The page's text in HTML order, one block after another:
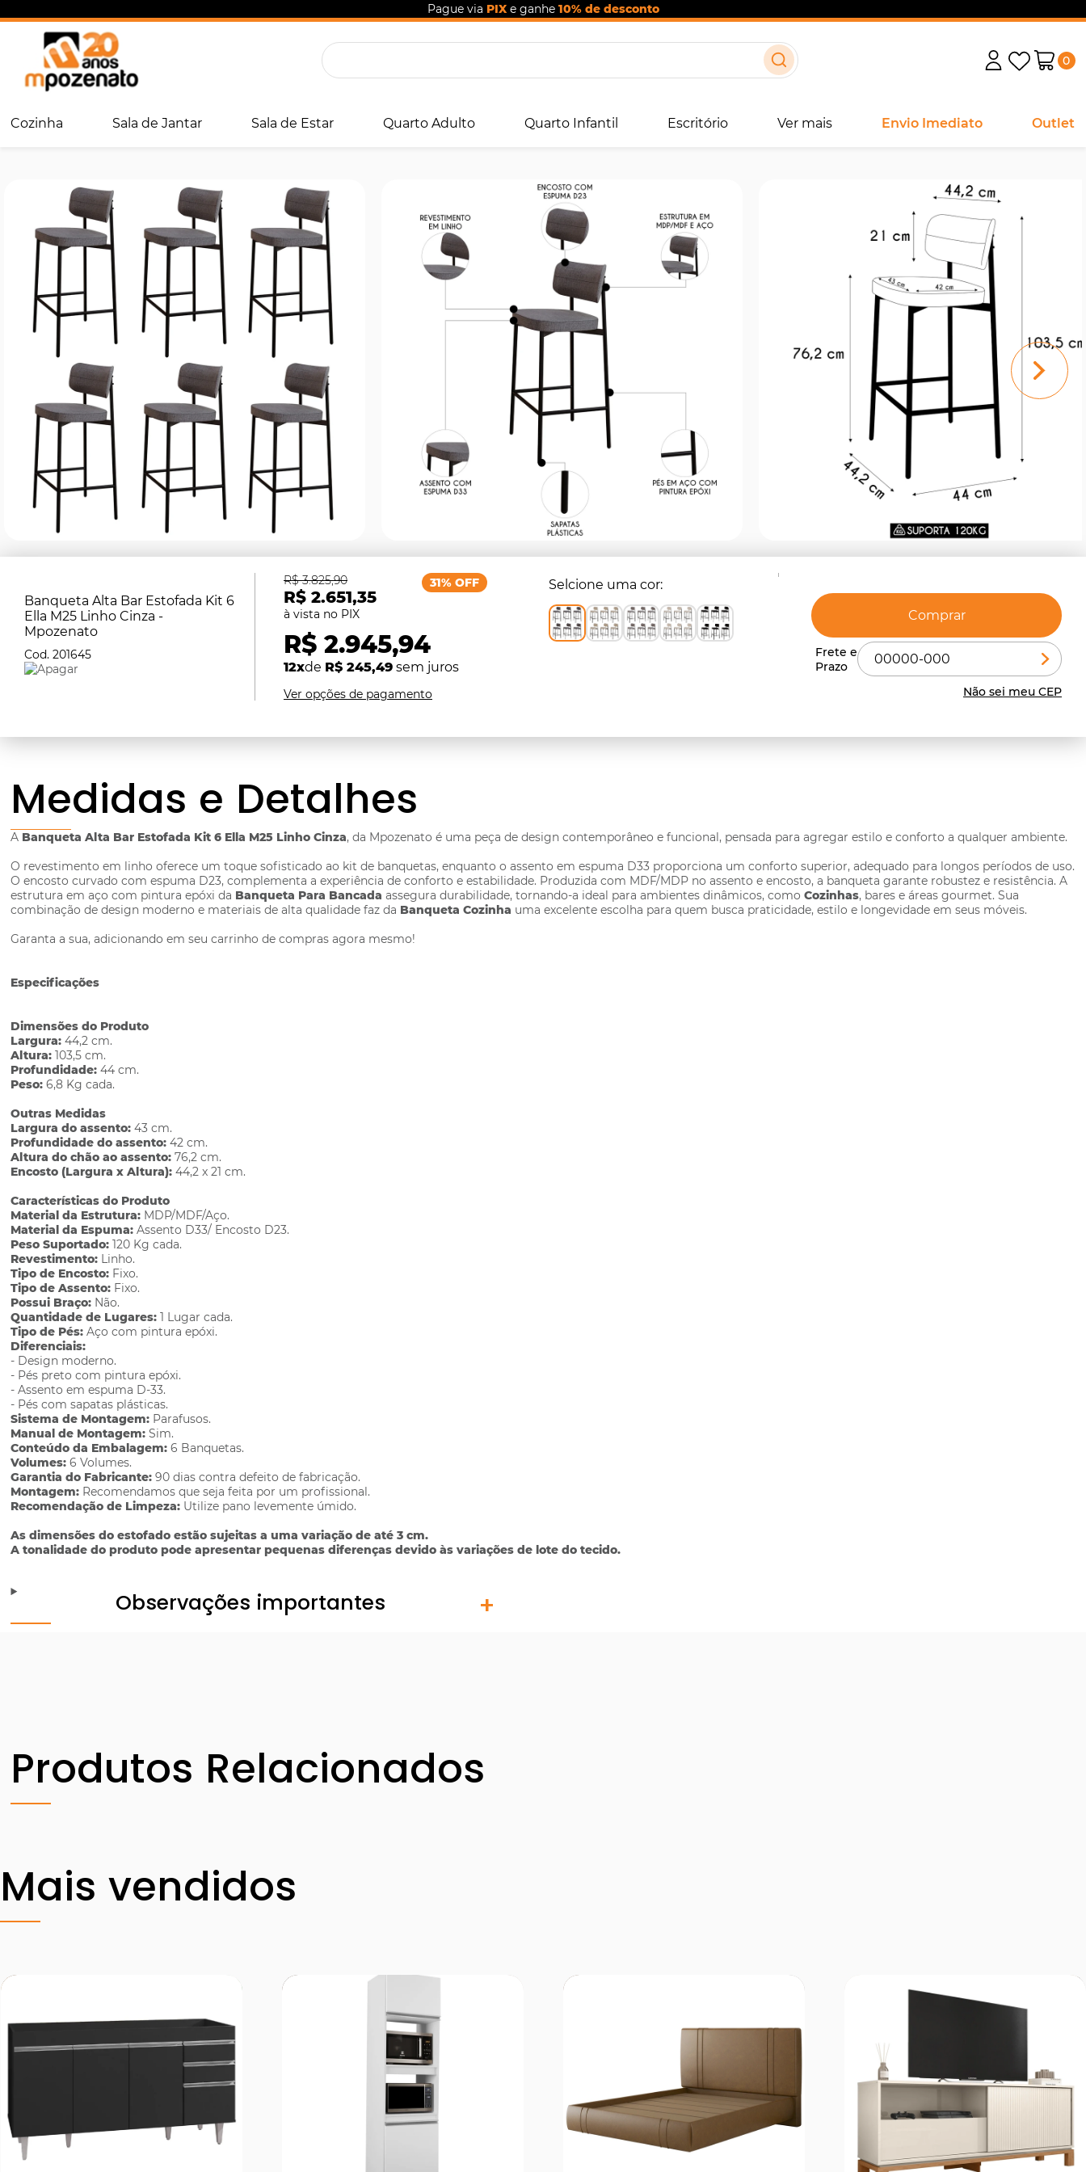
Pague via PIXe ganhe 10% de desconto
0
Cozinha Sala de Jantar Sala de Estar Quarto Adulto Quarto Infantil Escritório Ver mais Envio Imediato Outlet
Banqueta Alta Bar Estofada Kit 6
Ella M25 Linho Cinza -
Mpozenato
201645
R$ 2.651,35
R$ 3.825,90
R$ 2.945,94
12xde R$ 245,49 sem juros
31% OFF
Ver opções de pagamento
Selcione uma cor
Comprar
Não sei meu CEP
Medidas e Detalhes
A Banqueta Alta Bar Estofada Kit 6 Ella M25 Linho Cinza, da Mpozenato é uma peça de design contemporâneo e funcional, pensada para agregar estilo e conforto a qualquer ambiente.
O revestimento em linho oferece um toque sofisticado ao kit de banquetas, enquanto o assento em espuma D33 proporciona um conforto superior, adequado para longos períodos de uso.
O encosto curvado com espuma D23, complementa a experiência de conforto e estabilidade. Produzida com MDF/MDP no assento e encosto, a banqueta garante robustez e resistência. A
estrutura em aço com pintura epóxi da Banqueta Para Bancada assegura durabilidade, tornando-a ideal para ambientes dinâmicos, comoCozinhas, bares e áreas gourmet. Sua
combinação de design moderno e materiais de alta qualidade faz da Banqueta Cozinha uma excelente escolha para quem busca praticidade, estilo e longevidade em seus móveis.
Garanta a sua, adicionando em seu carrinho de compras agora mesmo!
Especificações
Dimensões do Produto
Largura: 44,2 cm.
Altura: 103,5 cm.
Profundidade: 44 cm.
Peso: 6,8 Kg cada.
Outras Medidas
Largura do assento: 43 cm.
Profundidade do assento: 42 cm.
Altura do chão ao assento: 76,2 cm.
Encosto (Largura x Altura): 44,2 x 21 cm.
Características do Produto
Material da Estrutura: MDP/MDF/Aço.
Material da Espuma: Assento D33/ Encosto D23.
Peso Suportado: 120 Kg cada.
Revestimento: Linho.
Tipo de Encosto: Fixo.
Tipo de Assento: Fixo.
Possui Braço: Não.
Quantidade de Lugares: 1 Lugar cada.
Tipo de Pés: Aço com pintura epóxi.
Diferenciais:
- Design moderno.
- Pés preto com pintura epóxi.
- Assento em espuma D-33.
- Pés com sapatas plásticas.
Sistema de Montagem: Parafusos.
Manual de Montagem: Sim.
Conteúdo da Embalagem: 6 Banquetas.
Volumes: 6 Volumes.
Garantia do Fabricante: 90 dias contra defeito de fabricação.
Montagem: Recomendamos que seja feita por um profissional.
Recomendação de Limpeza: Utilize pano levemente úmido.
As dimensões do estofado estão sujeitas a uma variação de até 3 cm.
A tonalidade do produto pode apresentar pequenas diferenças devido às variações de lote do tecido.
Observações importantes
Produtos Relacionados
Mais vendidos